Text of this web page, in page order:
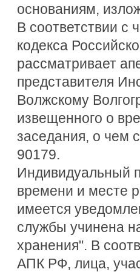
основаниям,
В соответствии с
кодекса
рассматривает
представителя
Волжскому
извещенного о
заседания, о чем
90179.
Индивидуальный
времени и месте
имеется
службы учинена
хранения". В
АПК РФ, лица,